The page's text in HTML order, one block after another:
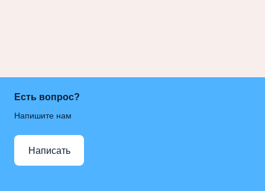
Есть вопрос?
Напишите нам
Написать